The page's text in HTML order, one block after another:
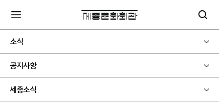
소식
공지사항
세종소식